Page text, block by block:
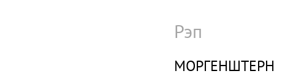
Рэп
МОРГЕНШТЕРН